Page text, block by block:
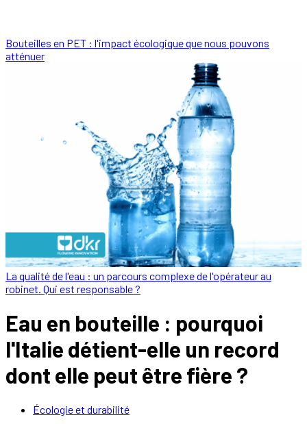
Bouteilles en PET : l'impact écologique que nous pouvons
atténuer
La qualité de l'eau : un parcours complexe de l'opérateur au
robinet. Qui est responsable ?
Eau en bouteille : pourquoi
l'Italie détient-elle un record
dont elle peut être fière ?
Écologie et durabilité